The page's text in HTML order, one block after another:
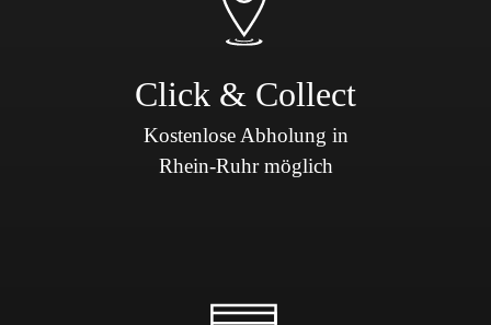
Click & Collect
Kostenlose Abholung in
Rhein-Ruhr möglich